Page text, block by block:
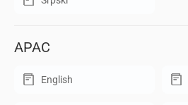
APAC
English